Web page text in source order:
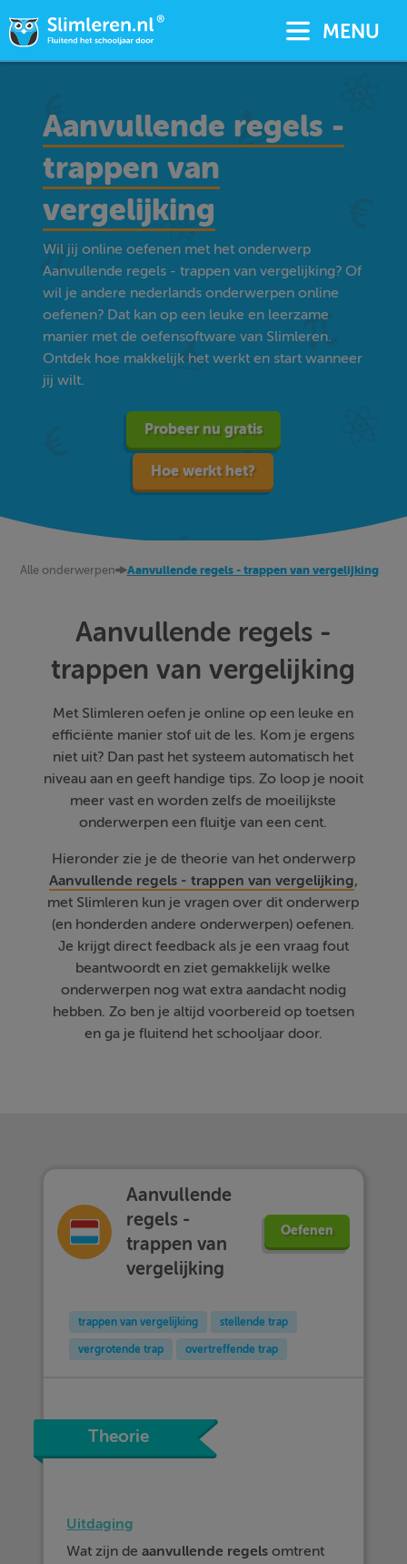
MENU
Aanvullende regels -
trappen van
vergelijking
Wil jij online oefenen met het onderwerp
Aanvullende regels - trappen van vergelijking? Of
wil je andere nederlands onderwerpen online
oefenen? Dat kan op een leuke en leerzame
manier met de oefensoftware van Slimleren.
Ontdek hoe makkelijk het werkt en start wanneer
jij wilt.
Probeer nu gratis
Hoe werkt het?
Alle onderwerpen Aanvullende regels - trappen van vergelijking
Aanvullende regels -
trappen van vergelijking
Met Slimleren oefen je online op een leuke en
efficiënte manier stof uit de les. Kom je ergens
niet uit? Dan past het systeem automatisch het
niveau aan en geeft handige tips. Zo loop je nooit
meer vast en worden zelfs de moeilijkste
onderwerpen een fluitje van een cent.
Hieronder zie je de theorie van het onderwerp
Aanvullende regels - trappen van vergelijking,
met Slimleren kun je vragen over dit onderwerp
(en honderden andere onderwerpen) oefenen.
Je krijgt direct feedback als je een vraag fout
beantwoordt en ziet gemakkelijk welke
onderwerpen nog wat extra aandacht nodig
hebben. Zo ben je altijd voorbereid op toetsen
en ga je fluitend het schooljaar door.
Aanvullende
regels -
trappen van
vergelijking
Oefenen
trappen van vergelijking stellende trap
vergrotende trap overtreffende trap
Theorie
Uitdaging
Wat zijn deaanvullende regelsomtrent